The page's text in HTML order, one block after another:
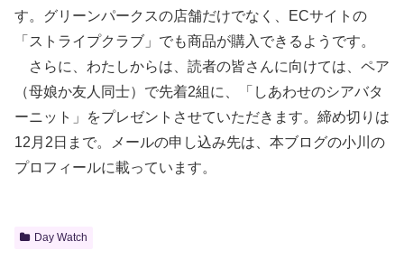
す。グリーンパークスの店舗だけでなく、ECサイトの
「ストライプクラブ」でも商品が購入できるようです。
さらに、わたしからは、読者の皆さんに向けては、ペア
（母娘か友人同士）で先着2組に、「しあわせのシアバタ
ーニット」をプレゼントさせていただきます。締め切りは
12月2日まで。メールの申し込み先は、本ブログの小川の
プロフィールに載っています。
Day Watch